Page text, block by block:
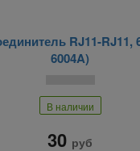
RJ11-RJ11,
6004A)
В наличии
30 руб